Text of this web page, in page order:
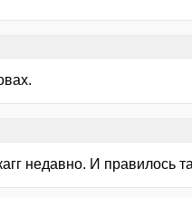
недавно. И правилось